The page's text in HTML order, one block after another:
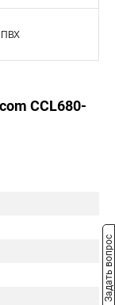
ПВХ
CCL680-
Задать вопрос